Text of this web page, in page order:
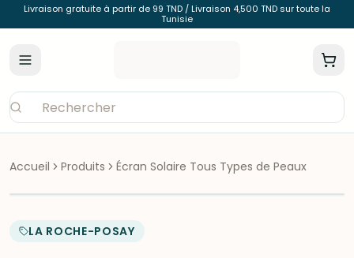
Livraison gratuite à partir de 99 TND / Livraison 4,500 TND sur toute la
Tunisie
Accueil Produits Écran Solaire Tous Types de Peaux
LA ROCHE-POSAY